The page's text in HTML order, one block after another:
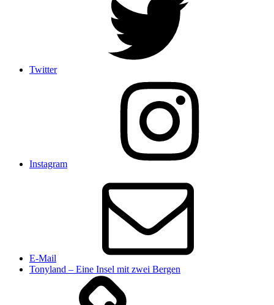
Twitter
Instagram
E-Mail
Tonyland – Eine Insel mit zwei Bergen